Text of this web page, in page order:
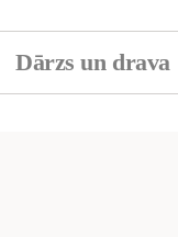
Dārzs un drava